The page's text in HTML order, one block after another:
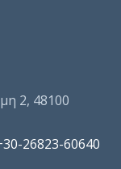
2, 48100
26823-60640